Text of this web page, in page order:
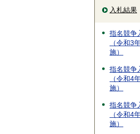
入札結果
指名競争
（令和3
施）
指名競争
（令和4
施）
指名競争
（令和4
施）